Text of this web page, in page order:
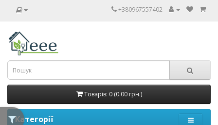
+380967557402
Товарів: 0 (0.00 грн.)
Категорії